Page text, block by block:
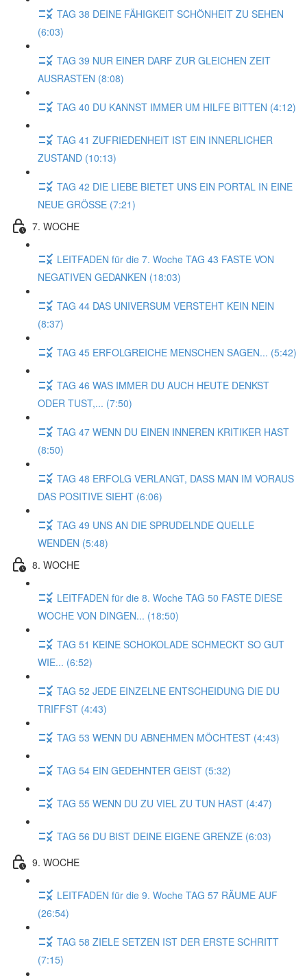
TAG 38 DEINE FÄHIGKEIT SCHÖNHEIT ZU SEHEN
(6:03)
TAG 39 NUR EINER DARF ZUR GLEICHEN ZEIT
AUSRASTEN (8:08)
TAG 40 DU KANNST IMMER UM HILFE BITTEN (4:12)
TAG 41 ZUFRIEDENHEIT IST EIN INNERLICHER
ZUSTAND (10:13)
TAG 42 DIE LIEBE BIETET UNS EIN PORTAL IN EINE
NEUE GRÖSSE (7:21)
7. WOCHE
LEITFADEN für die 7. Woche TAG 43 FASTE VON
NEGATIVEN GEDANKEN (18:03)
TAG 44 DAS UNIVERSUM VERSTEHT KEIN NEIN
(8:37)
TAG 45 ERFOLGREICHE MENSCHEN SAGEN... (5:42)
TAG 46 WAS IMMER DU AUCH HEUTE DENKST
ODER TUST,... (7:50)
TAG 47 WENN DU EINEN INNEREN KRITIKER HAST
(8:50)
TAG 48 ERFOLG VERLANGT, DASS MAN IM VORAUS
DAS POSITIVE SIEHT (6:06)
TAG 49 UNS AN DIE SPRUDELNDE QUELLE
WENDEN (5:48)
8. WOCHE
LEITFADEN für die 8. Woche TAG 50 FASTE DIESE
WOCHE VON DINGEN... (18:50)
TAG 51 KEINE SCHOKOLADE SCHMECKT SO GUT
WIE... (6:52)
TAG 52 JEDE EINZELNE ENTSCHEIDUNG DIE DU
TRIFFST (4:43)
TAG 53 WENN DU ABNEHMEN MÖCHTEST (4:43)
TAG 54 EIN GEDEHNTER GEIST (5:32)
TAG 55 WENN DU ZU VIEL ZU TUN HAST (4:47)
TAG 56 DU BIST DEINE EIGENE GRENZE (6:03)
9. WOCHE
LEITFADEN für die 9. Woche TAG 57 RÄUME AUF
(26:54)
TAG 58 ZIELE SETZEN IST DER ERSTE SCHRITT
(7:15)